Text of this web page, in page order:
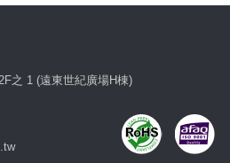
之 1 (遠東世紀廣場H棟)